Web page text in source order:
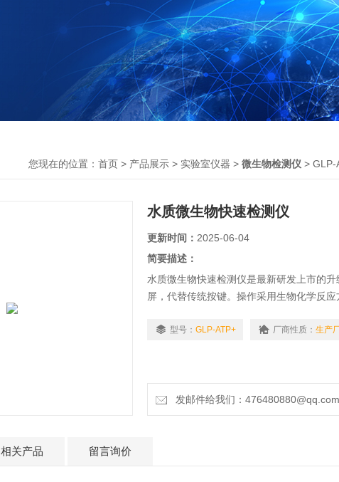
您现在的位置： 首页 > 产品展示 > 实验室仪器 > 微生物检测仪 > GLP-
水质微生物快速检测仪
更新时间： 2025-06-04
简要描述：
水质微生物快速检测仪是最新研发上市的
屏，代替传统按键。操作采用生物化学反
ATP（adenosinetriphosphate）三膦酸酰
型号： GLP-ATP+ 厂商性质： 生产
发邮件给我们：476480880@qq.com
相关产品 留言询价